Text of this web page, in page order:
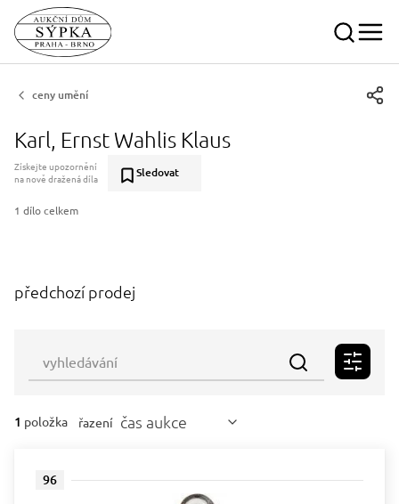
ceny umění
Karl, Ernst Wahlis Klaus
Získejte upozornění
na nově dražená díla
Sledovat
1 dílo celkem
předchozí prodej
1 položka řazení čas aukce
96